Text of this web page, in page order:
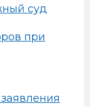
суд
при